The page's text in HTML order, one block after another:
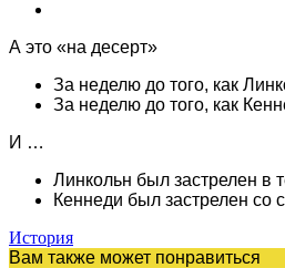
А это «на десерт»
За неделю до того, как
За неделю до того, как
И …
Линкольн был застрелен в
Кеннеди был застрелен со
История
Вам также может понравиться